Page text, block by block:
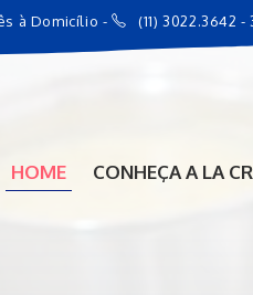
à Domicílio - (11) 3022.3642 -
HOME CONHEÇA A LA